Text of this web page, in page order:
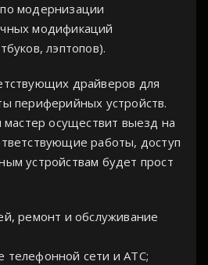
модернизации
модификаций
лэптопов).
драйверов для
периферийных устройств.
мастер осуществит выезд на
работы, доступ
устройствам будет прост
ремонт и обслуживание
телефонной сети и АТС;